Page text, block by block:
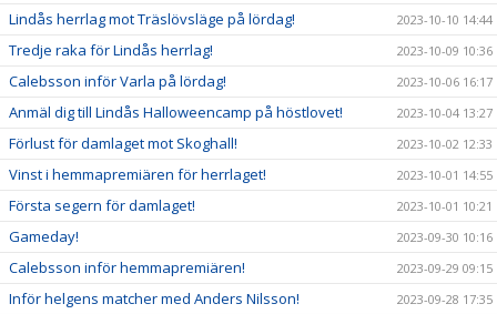
Lindås herrlag mot Träslövsläge på lördag! 2023-10-10 14:44
Tredje raka för Lindås herrlag! 2023-10-09 10:36
Calebsson inför Varla på lördag! 2023-10-06 16:17
Anmäl dig till Lindås Halloweencamp på höstlovet! 2023-10-04 13:27
Förlust för damlaget mot Skoghall! 2023-10-02 12:33
Vinst i hemmapremiären för herrlaget! 2023-10-01 14:55
Första segern för damlaget! 2023-10-01 10:21
Gameday! 2023-09-30 10:16
Calebsson inför hemmapremiären! 2023-09-29 09:15
Inför helgens matcher med Anders Nilsson! 2023-09-28 17:35